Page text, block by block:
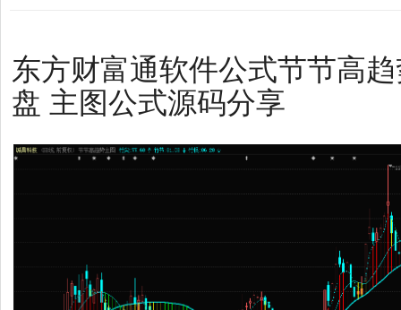
东方财富通软件公式节节高
盘 主图公式源码分享